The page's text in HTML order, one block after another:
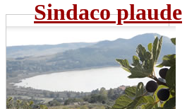
Sindaco plaude
al...
dom 19 lug
Leggi Tutto